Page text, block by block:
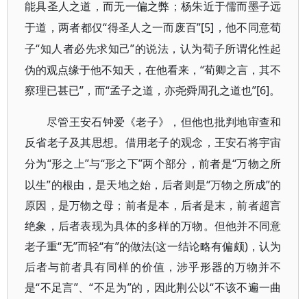
能具圣人之道，而无一偏之弊；杨朱近于儒而墨子远
于道，两者都仅“得圣人之一而废百”[5] ，他不同意荀
子“知人者必先求知己”的说法，认为荀子所谓化性起
伪的观点缘于他不知天，在他看来，“荀卿之言，其不
察理已甚已”，而“孟子之道，亦尧舜周孔之道也”[6]。
尽管王安石钟爱《老子》，但他也批判地审查和
反省老子及其思想。借用老子的观念，王安石将宇宙
分为“形之上”与“形之下”两个部分，前者是“万物之所
以生”的根由，是天地之始，后者则是“万物之所成”的
原因，是万物之母；前者是本，后者是末，前者超言
绝象，后者表现为具体的多样的万物。但他并不同意
老子重“无”而轻“有”的做法(这一结论略有偏颇)，认为
后者与前者具有同样的价值，涉乎形器的万物并不
是“不足言”、“不足为”的，因此荆公以“不该不遍一曲